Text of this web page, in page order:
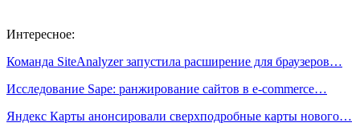
Интересное:
Команда SiteAnalyzer запустила расширение для браузеров…
Исследование Sape: ранжирование сайтов в e-commerce…
Яндекс Карты анонсировали сверхподробные карты нового…